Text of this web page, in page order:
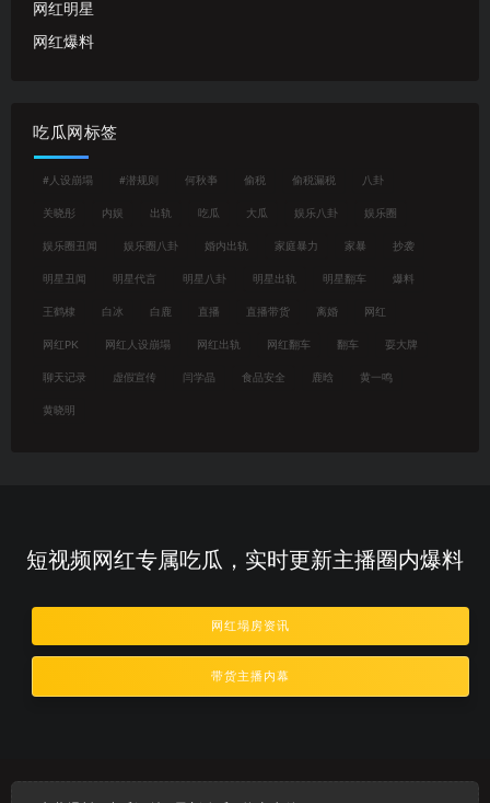
网红明星
网红爆料
吃瓜网标签
#人设崩塌 #潜规则 何秋亊 偷税 偷税漏税 八卦
关晓彤 内娱 出轨 吃瓜 大瓜 娱乐八卦 娱乐圈
娱乐圈丑闻 娱乐圈八卦 婚内出轨 家庭暴力 家暴 抄袭
明星丑闻 明星代言 明星八卦 明星出轨 明星翻车 爆料
王鹤棣 白冰 白鹿 直播 直播带货 离婚 网红
网红PK 网红人设崩塌 网红出轨 网红翻车 翻车 耍大牌
聊天记录 虚假宣传 闫学晶 食品安全 鹿晗 黄一鸣
黄晓明
短视频网红专属吃瓜，实时更新主播圈内爆料
网红塌房资讯
带货主播内幕